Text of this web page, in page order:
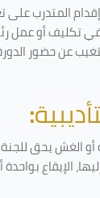
المتدرب على
في تكليف أو عمل
عن حضور
:
الغش يحق للجنة
الإيقاع